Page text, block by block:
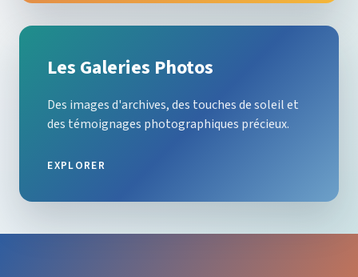
Les Galeries Photos
Des images d'archives, des touches de soleil et
des témoignages photographiques précieux.
EXPLORER